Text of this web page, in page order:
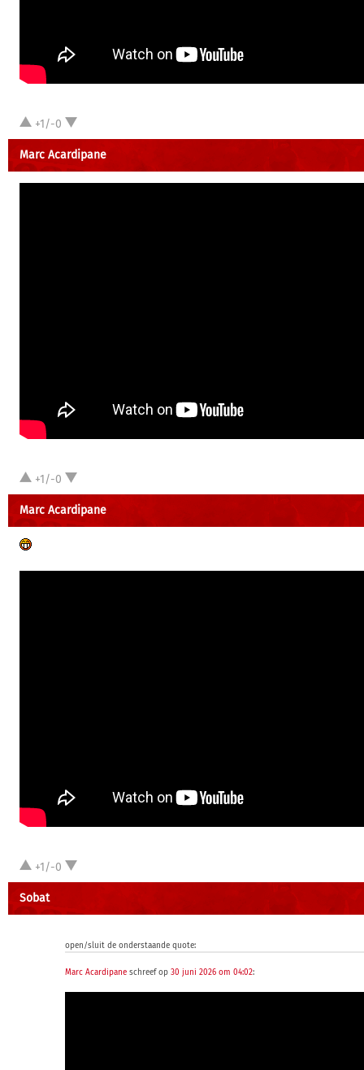
+1/-0
Marc Acardipane
+1/-0
Marc Acardipane
+1/-0
Sobat
open/sluit de onderstaande quote:
Marc Acardipane schreef op 30 juni 2026 om 04:02: